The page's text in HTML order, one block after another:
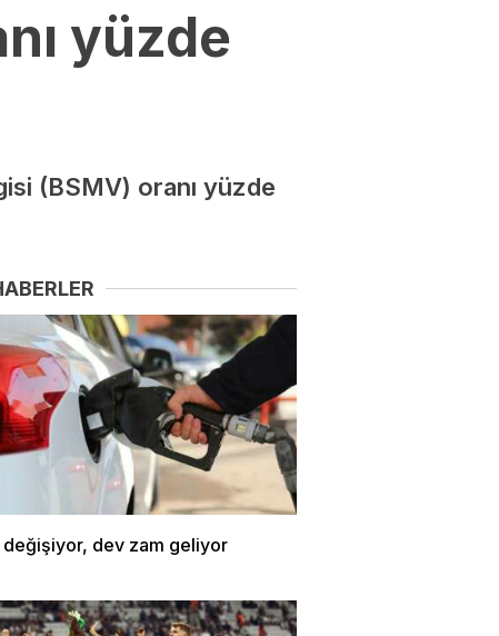
yüzde
(BSMV) oranı yüzde
değişiyor, dev zam geliyor